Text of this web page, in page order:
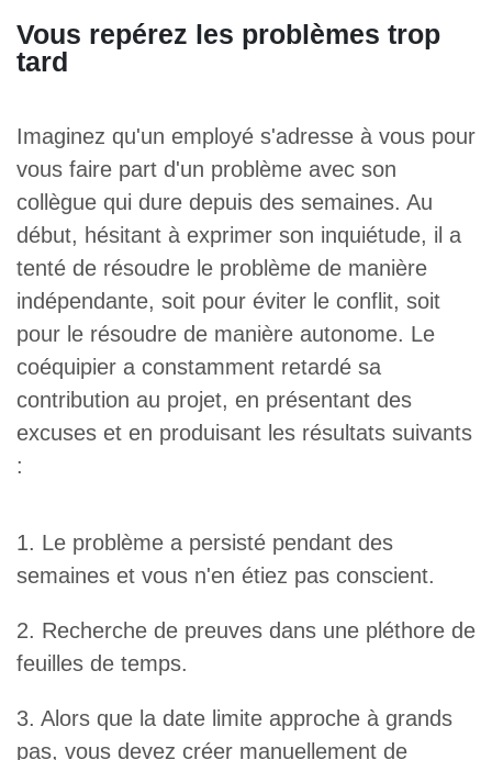
Vous repérez les problèmes trop
tard
Imaginez qu'un employé s'adresse à vous pour
vous faire part d'un problème avec son
collègue qui dure depuis des semaines. Au
début, hésitant à exprimer son inquiétude, il a
tenté de résoudre le problème de manière
indépendante, soit pour éviter le conflit, soit
pour le résoudre de manière autonome. Le
coéquipier a constamment retardé sa
contribution au projet, en présentant des
excuses et en produisant les résultats suivants
:
1. Le problème a persisté pendant des
semaines et vous n'en étiez pas conscient.
2. Recherche de preuves dans une pléthore de
feuilles de temps.
3. Alors que la date limite approche à grands
pas, vous devez créer manuellement de